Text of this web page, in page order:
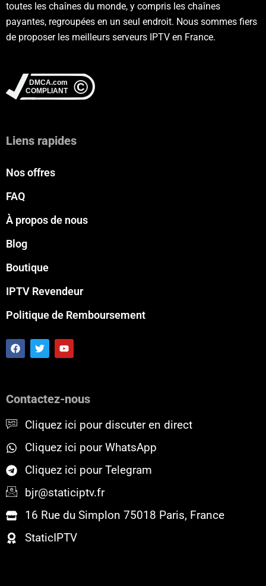
toutes les chaînes du monde, y compris les chaînes
payantes, regroupées en un seul endroit. Nous sommes fiers
de proposer les meilleurs serveurs IPTV en France.
Liens rapides
Nos offres
FAQ
À propos de nous
Blog
Boutique
IPTV Revendeur
Politique de Remboursement
F
a
c
o
T
w
i
r
Y
o
u
e
Contactez-nous
Cliquez ici pour discuter en direct
Cliquez ici pour WhatsApp
Cliquez ici pour Telegram
bjr@staticiptv.fr
16 Rue du Simplon 75018 Paris, France
StaticIPTV